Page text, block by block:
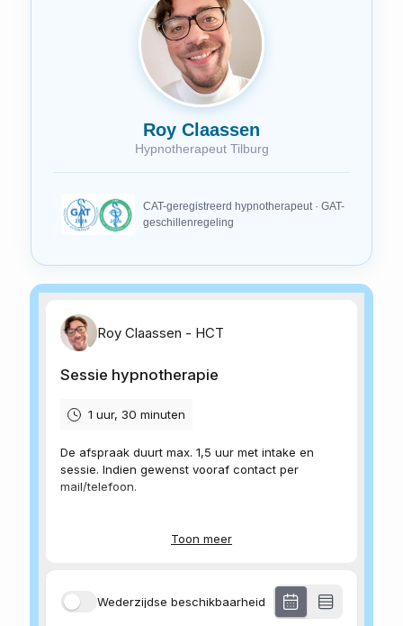
Roy Claassen
Hypnotherapeut Tilburg
CAT-geregistreerd hypnotherapeut · GAT-
geschillenregeling